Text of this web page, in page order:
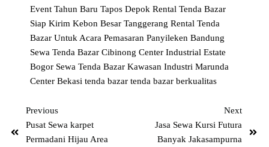
Event Tahun Baru Tapos DepokRental Tenda Bazar
Siap Kirim Kebon Besar TanggerangRental Tenda
Bazar Untuk Acara Pemasaran Panyileken Bandung
Sewa Tenda Bazar Cibinong Center Industrial Estate
Bogor Sewa Tenda Bazar Kawasan Industri Marunda
Center Bekasitenda bazartenda bazar berkualitas
Previous
Pusat Sewa karpet
Permadani Hijau Area
Next
Jasa Sewa Kursi Futura
Banyak Jakasampurna